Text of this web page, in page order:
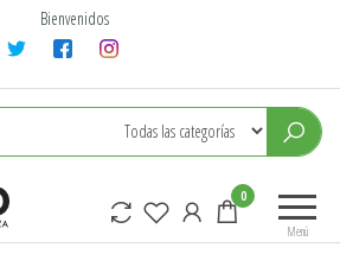
Bienvenidos
Menú
0